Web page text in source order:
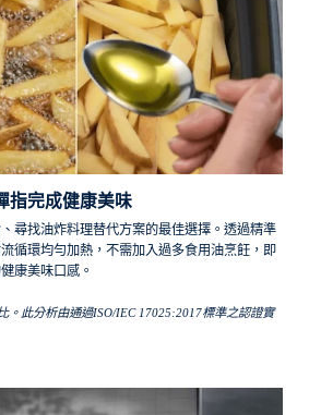
指完成健康美味
尋找油炸料理替代方案的最佳選擇。透過精準
循環均勻加熱，不需加入過多食用油烹飪，即
康美味口感。
。此分析由通過ISO/IEC 17025:2017標準之認證實